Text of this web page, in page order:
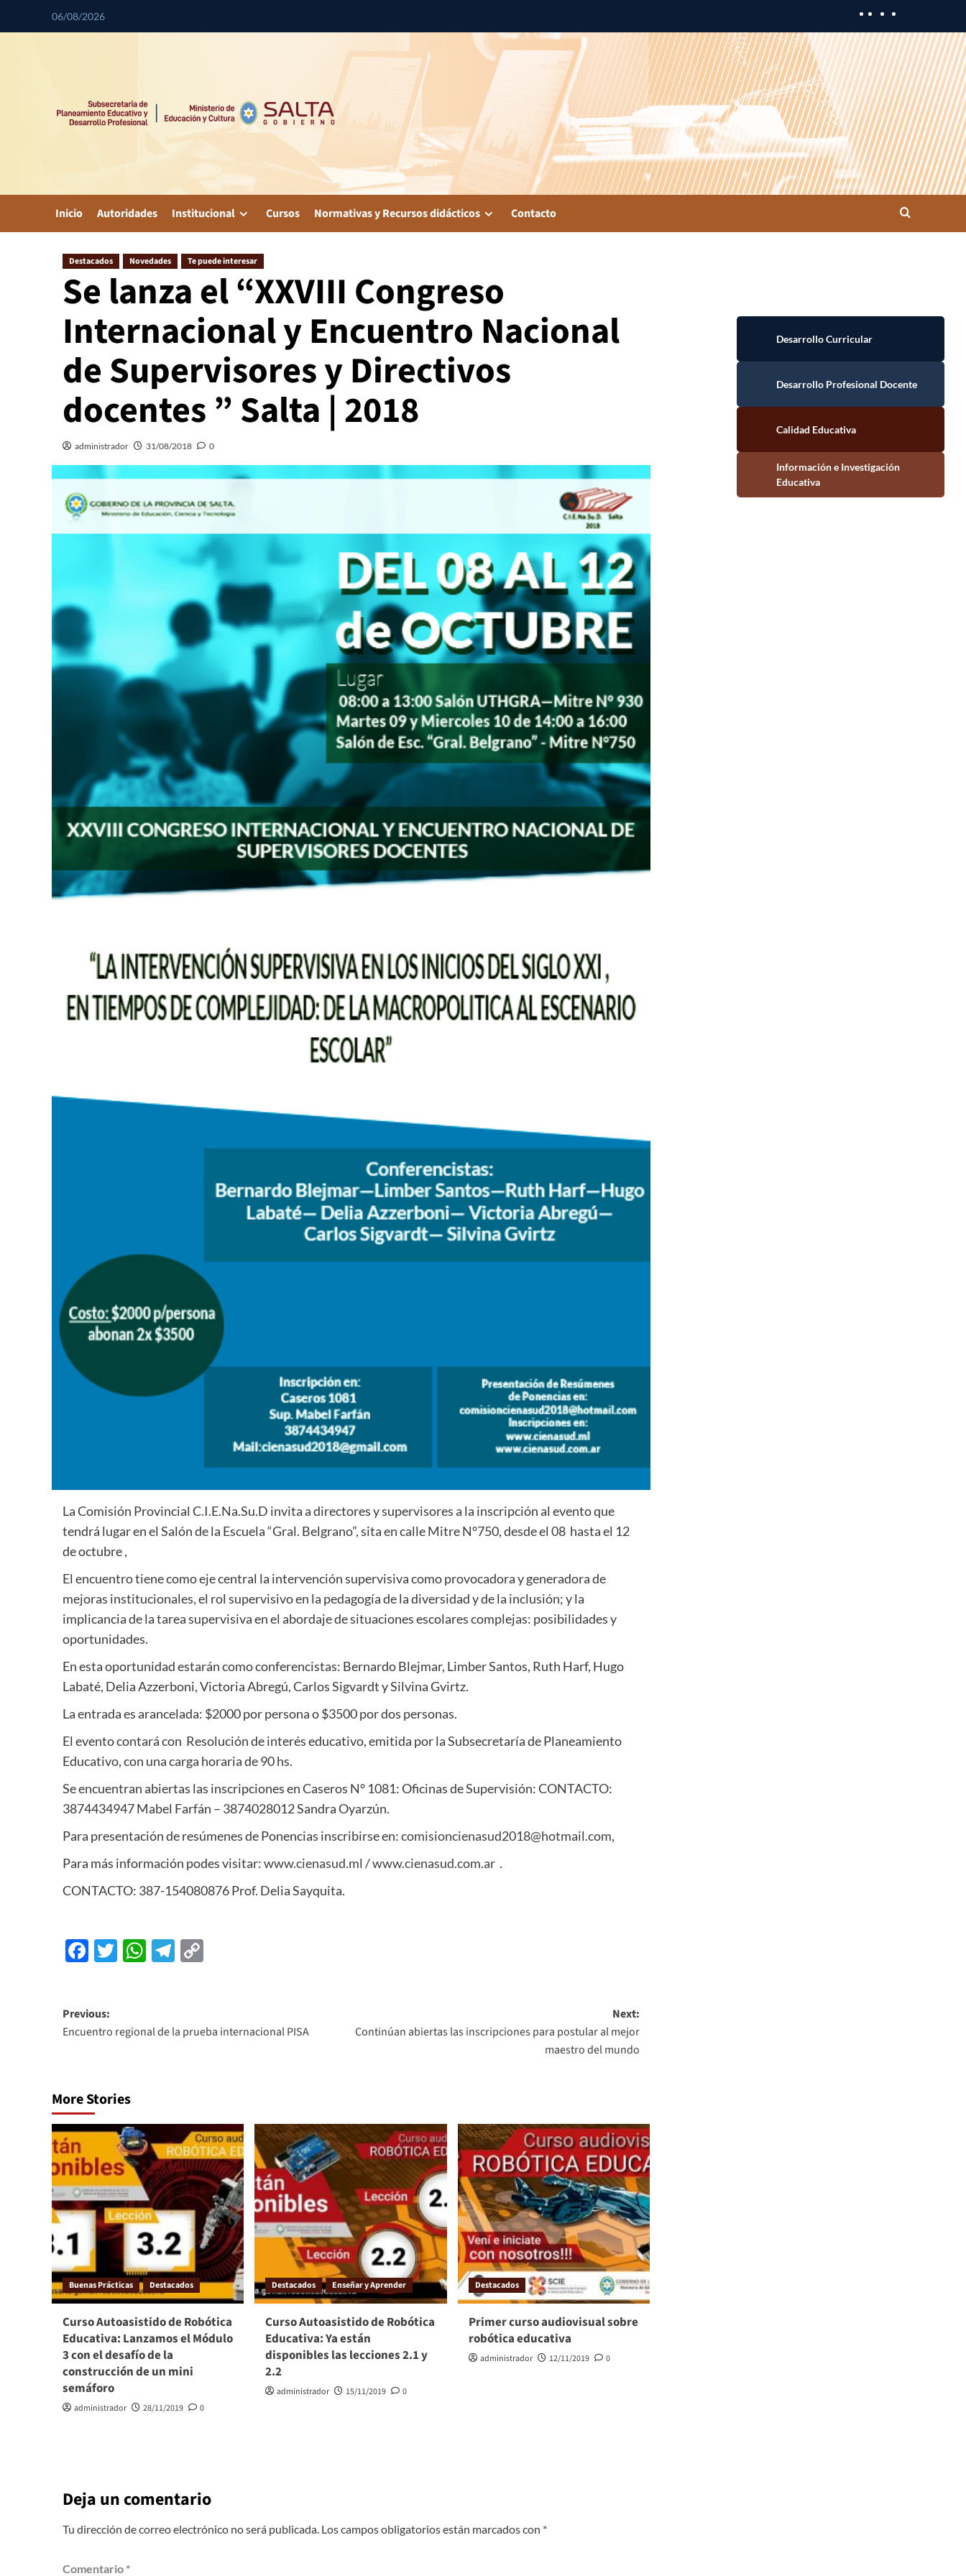
06/08/2026
Inicio Autoridades Institucional Cursos Normativas y Recursos didácticos Contacto
Destacados Novedades Te puede interesar
Se lanza el “XXVIII Congreso
Internacional y Encuentro Nacional
de Supervisores y Directivos
docentes ” Salta | 2018
administrador 31/08/2018 0
La Comisión Provincial C.I.E.Na.Su.D invita a directores y supervisores a la inscripción al evento que
tendrá lugar en el Salón de la Escuela “Gral. Belgrano”, sita en calle Mitre N°750, desde el 08 hasta el 12
de octubre ,
El encuentro tiene como eje central la intervención supervisiva como provocadora y generadora de
mejoras institucionales, el rol supervisivo en la pedagogía de la diversidad y de la inclusión; y la
implicancia de la tarea supervisiva en el abordaje de situaciones escolares complejas: posibilidades y
oportunidades.
En esta oportunidad estarán como conferencistas: Bernardo Blejmar, Limber Santos, Ruth Harf, Hugo
Labaté, Delia Azzerboni, Victoria Abregú, Carlos Sigvardt y Silvina Gvirtz.
La entrada es arancelada: $2000 por persona o $3500 por dos personas.
El evento contará con Resolución de interés educativo, emitida por la Subsecretaría de Planeamiento
Educativo, con una carga horaria de 90 hs.
Se encuentran abiertas las inscripciones en Caseros N° 1081: Oficinas de Supervisión: CONTACTO:
3874434947 Mabel Farfán – 3874028012 Sandra Oyarzún.
Para presentación de resúmenes de Ponencias inscribirse en:comisioncienasud2018@hotmail.com,
Para más información podes visitar:www.cienasud.ml /www.cienasud.com.ar .
CONTACTO: 387-154080876 Prof. Delia Sayquita.
Facebook
Twitter
WhatsApp
Telegram
Previous:
Encuentro regional de la prueba internacional PISA
Next:
Continúan abiertas las inscripciones para postular al mejor
maestro del mundo
More Stories
Buenas Prácticas Destacados
Curso Autoasistido de Robótica
Educativa: Lanzamos el Módulo
3 con el desafío de la
construcción de un mini
semáforo
administrador 28/11/2019 0
Destacados Enseñar y Aprender
Curso Autoasistido de Robótica
Educativa: Ya están
disponibles las lecciones 2.1 y
2.2
administrador 15/11/2019 0
Destacados
Primer curso audiovisual sobre
robótica educativa
administrador 12/11/2019 0
Deja un comentario
Tu dirección de correo electrónico no será publicada. Los campos obligatorios están marcados con *
Comentario *
Información e Investigación Educativa